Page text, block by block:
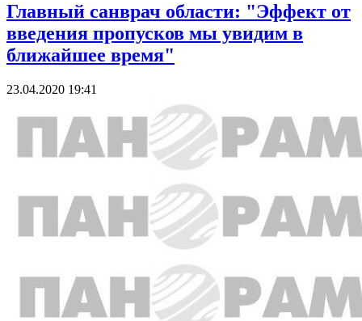
Главный санврач области: "Эффект от
введения пропусков мы увидим в
ближайшее время"
23.04.2020 19:41